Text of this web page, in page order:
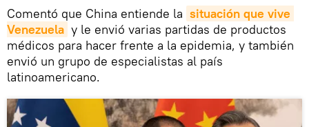
Comentó que China entiende la situación que vive
Venezuela y le envió varias partidas de productos
médicos para hacer frente a la epidemia, y también
envió un grupo de especialistas al país
latinoamericano.